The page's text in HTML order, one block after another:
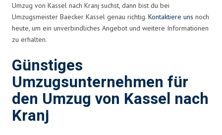
Umzug von Kassel nach Kranj suchst, dann bist du bei
Umzugsmeister Baecker Kassel genau richtig. Kontaktiere uns noch
heute, um ein unverbindliches Angebot und weitere Informationen
zu erhalten.
Günstiges
Umzugsunternehmen für
den Umzug von Kassel nach
Kranj